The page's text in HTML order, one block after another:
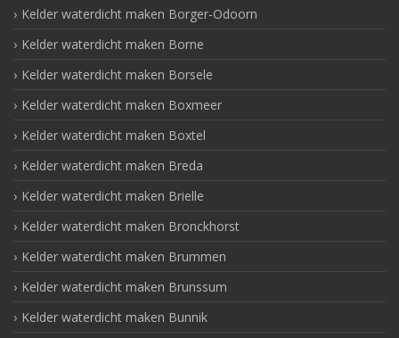
Kelder waterdicht maken Borger-Odoorn
Kelder waterdicht maken Borne
Kelder waterdicht maken Borsele
Kelder waterdicht maken Boxmeer
Kelder waterdicht maken Boxtel
Kelder waterdicht maken Breda
Kelder waterdicht maken Brielle
Kelder waterdicht maken Bronckhorst
Kelder waterdicht maken Brummen
Kelder waterdicht maken Brunssum
Kelder waterdicht maken Bunnik